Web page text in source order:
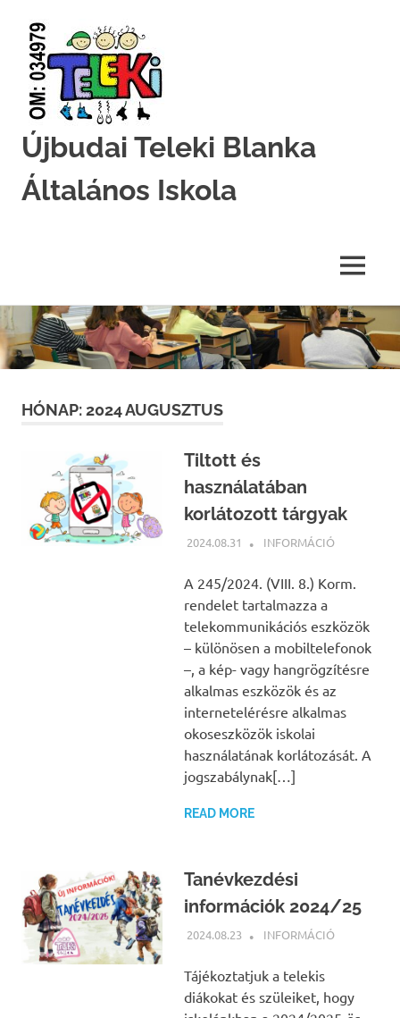
Skip
to
content
Újbudai Teleki Blanka
Általános Iskola
MENU
HÓNAP:2024 AUGUSZTUS
Tiltott és
használatában
korlátozott tárgyak
2024.08.31 BÁRTFAI JUDIT
INFORMÁCIÓ
A 245/2024. (VIII. 8.) Korm.
rendelet tartalmazza a
telekommunikációs eszközök
– különösen a mobiltelefonok
–, a kép- vagy hangrögzítésre
alkalmas eszközök és az
internetelérésre alkalmas
okoseszközök iskolai
használatának korlátozását. A
jogszabálynak[…]
READ MORE
Tanévkezdési
információk 2024/25
2024.08.23 BÁRTFAI JUDIT
INFORMÁCIÓ
Tájékoztatjuk a telekis
diákokat és szüleiket, hogy